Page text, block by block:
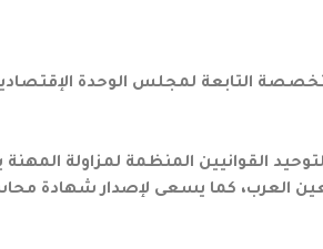
التابعة لمجلس الوحدة
القوانيين المنظمة لمزاولة المهنة
العرب، كما يسعى لإصدار شهادة